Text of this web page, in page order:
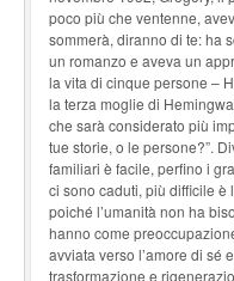
poco più che ventenne,
sommerà, diranno di te: ha
un romanzo e aveva un
la vita di cinque persone –
la terza moglie di
che sarà considerato più
tue storie, o le persone?”.
familiari è facile, perfino i
ci sono caduti, più difficile
poiché l’umanità non ha
hanno come
avviata verso l’amore di sé
trasformazione e